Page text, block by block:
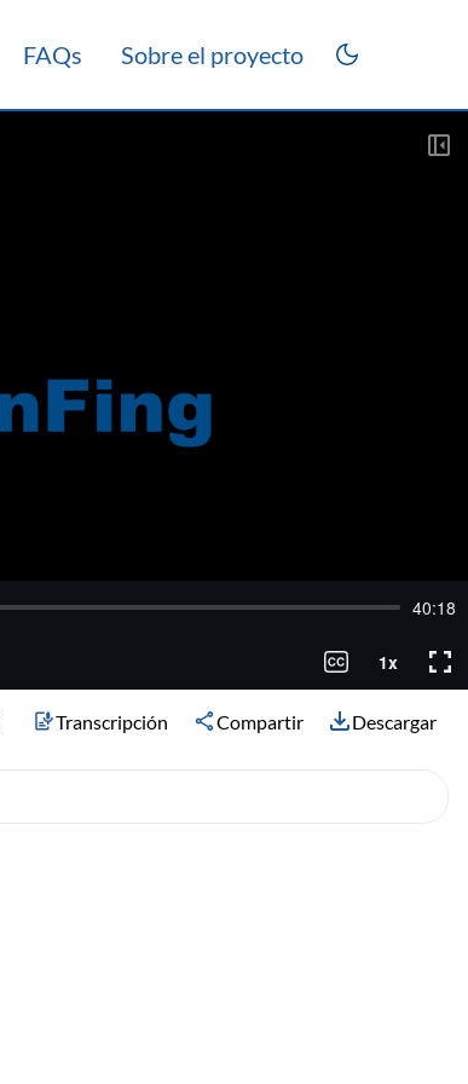
FAQs Sobre el proyecto
Transcripción Compartir Descargar